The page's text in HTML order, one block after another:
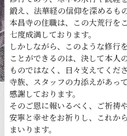
鍛え、 法華経の信仰を深める も
本昌寺の住職は、 この大荒行を
七度成満しております。
しかしながら、
このような修行
ことができるのは、 決して本人
ものではなく、
日々支えてくだ
寺族、 スタッフの力添えがあっ
感謝しております。
そのご恩に報いるべく、 ご祈祷
安寧と幸せをお祈りし、 これか
まいります。